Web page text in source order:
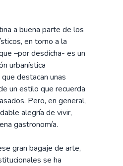
a buena parte de los
en torno a la
–por desdicha- es un
urbanística
destacan unas
un estilo que recuerda
Pero, en general,
alegría de vivir,
gastronomía.
gran bagaje de arte,
se ha